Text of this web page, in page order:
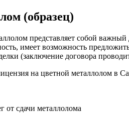
(образец)
представляет собой
имеет возможность
(заключение договора
на цветной металлолом в
от сдачи металлолома